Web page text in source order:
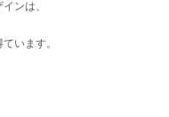
ンは、
います。